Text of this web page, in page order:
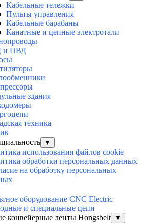
Кабельные тележки
Пульты управления
Кабельные барабаны
Канатные и цепные электротали
и ПВД
здания
техника
▼
использования файлов cookie
обработки персональных данных
на обработку персональных
оборудование CNC Electric
и специальные цепи
конвейерные ленты Hongsbelt
▼